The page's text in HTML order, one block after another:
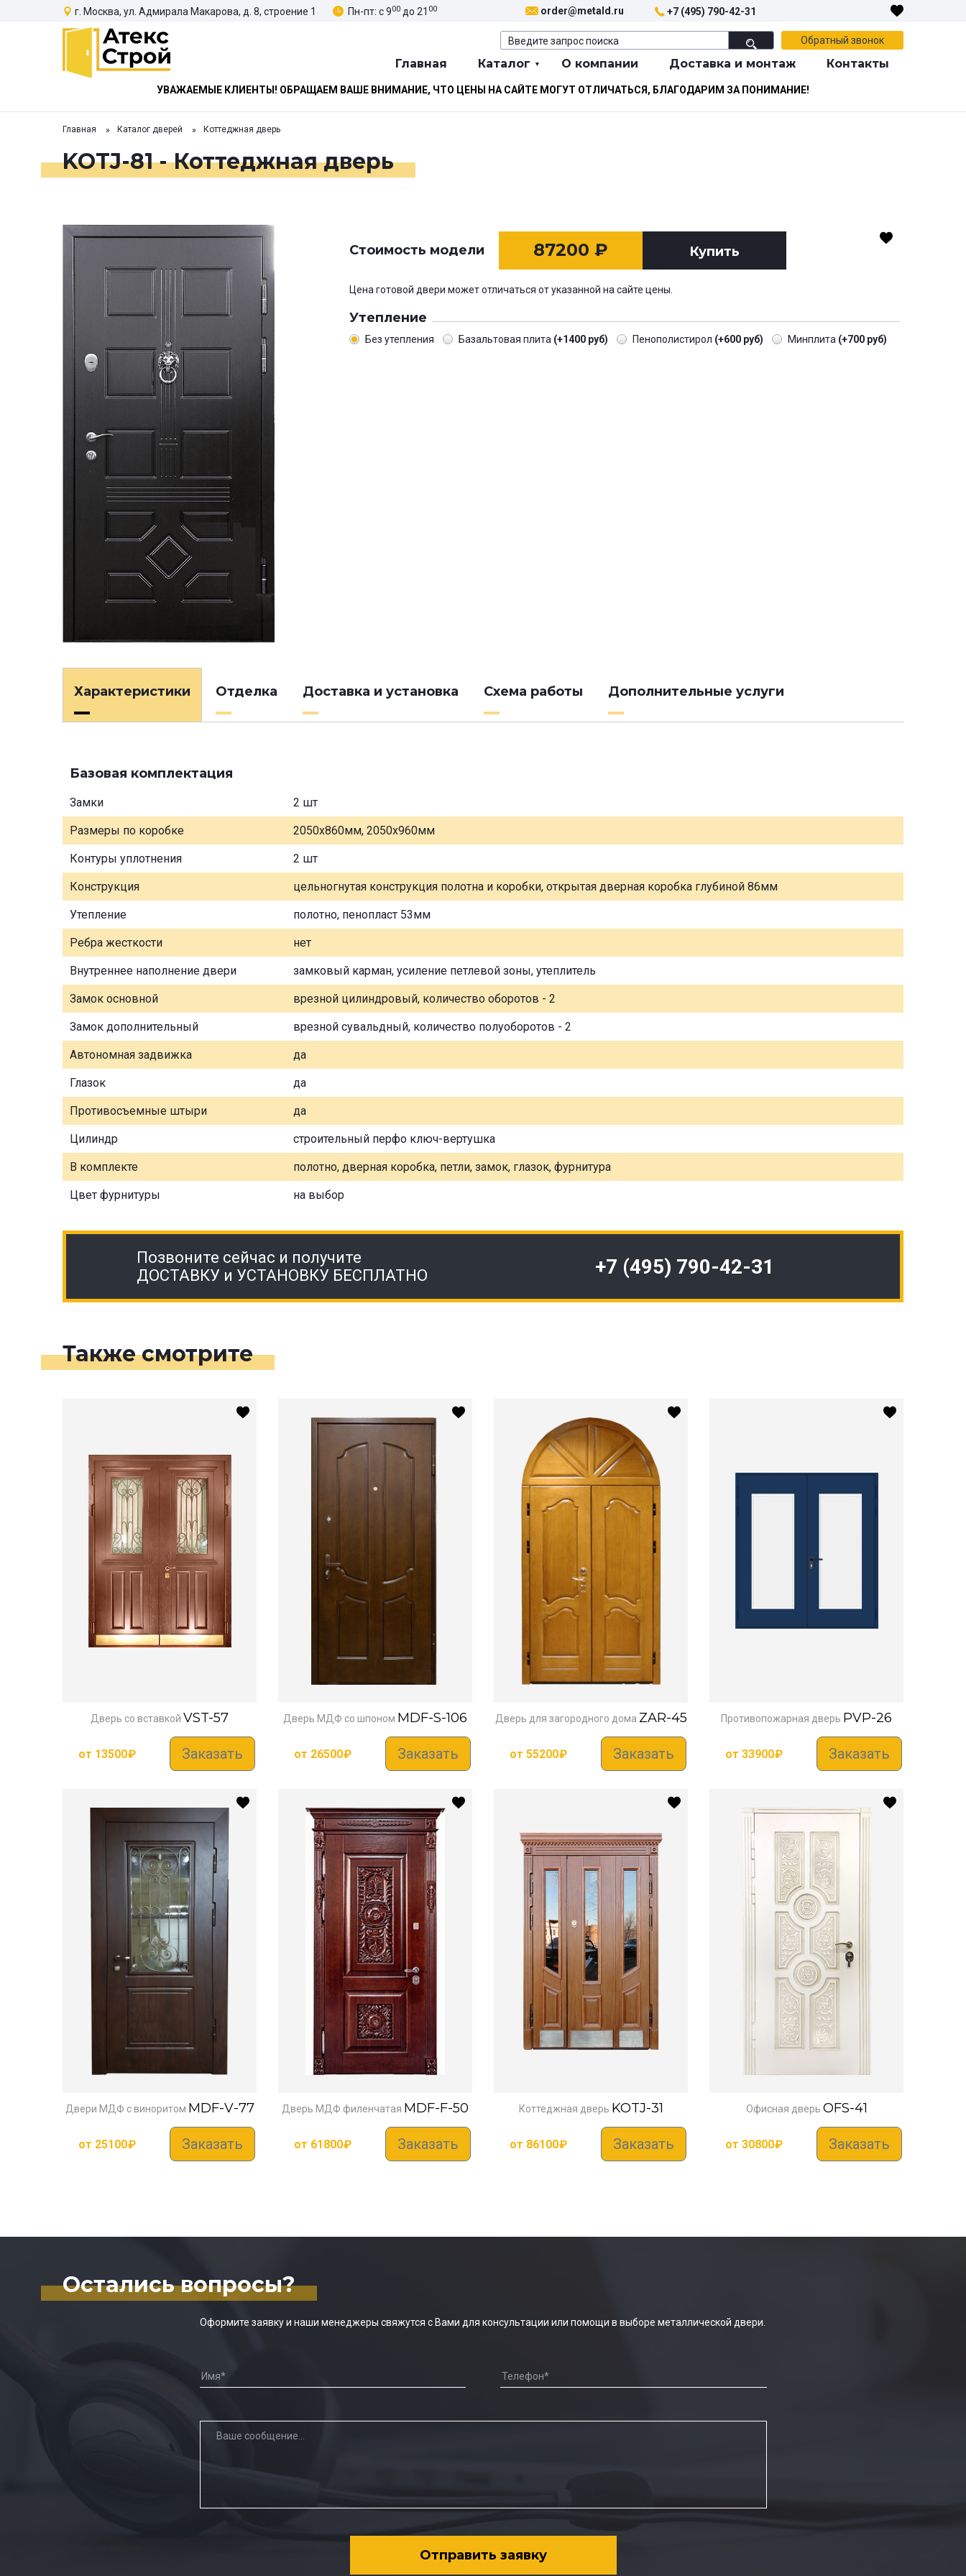
г. Москва, ул. Адмирала Макарова, д. 8, строение 1 Пн-пт: с 900 до 21 00 order@metald.ru +7 (495) 790-42-31
Обратный звонок
Главная Каталог О компании Доставка и монтаж Контакты
УВАЖАЕМЫЕ КЛИЕНТЫ! ОБРАЩАЕМ ВАШЕ ВНИМАНИЕ, ЧТО ЦЕНЫ НА САЙТЕ МОГУТ ОТЛИЧАТЬСЯ, БЛАГОДАРИМ ЗА ПОНИМАНИЕ!
Главная Каталог дверей Коттеджная дверь
KOTJ-81 - Коттеджная дверь
Стоимость модели 87200 ₽ Купить
Цена готовой двери может отличаться от указанной на сайте цены.
Утепление
Без утепления Базальтовая плита (+1400 руб) Пенополистирол (+600 руб) Минплита (+700 руб)
Характеристики Отделка Доставка и установка Схема работы Дополнительные услуги
Базовая комплектация
Замки 2 шт
Размеры по коробке 2050х860мм, 2050х960мм
Контуры уплотнения 2 шт
Конструкция цельногнутая конструкция полотна и коробки, открытая дверная коробка глубиной 86мм
Утепление полотно, пенопласт 53мм
Ребра жесткости нет
Внутреннее наполнение двери замковый карман, усиление петлевой зоны, утеплитель
Замок основной врезной цилиндровый, количество оборотов - 2
Замок дополнительный врезной сувальдный, количество полуоборотов - 2
Автономная задвижка да
Глазок да
Противосъемные штыри да
Цилиндр строительный перфо ключ-вертушка
В комплекте полотно, дверная коробка, петли, замок, глазок, фурнитура
Цвет фурнитуры на выбор
Позвоните сейчас и получите
ДОСТАВКУ и УСТАНОВКУ БЕСПЛАТНО
+7 (495) 790-42-31
Также смотрите
Дверь со вставкой VST-57
от 13500₽ Заказать
Дверь МДФ со шпоном MDF-S-106
от 26500₽ Заказать
Дверь для загородного дома ZAR-45
от 55200₽ Заказать
Противопожарная дверь PVP-26
от 33900₽ Заказать
Двери МДФ с виноритом MDF-V-77
от 25100₽ Заказать
Дверь МДФ филенчатая MDF-F-50
от 61800₽ Заказать
Коттеджная дверь KOTJ-31
от 86100₽ Заказать
Офисная дверь OFS-41
от 30800₽ Заказать
Остались вопросы?
Оформите заявку и наши менеджеры свяжутся с Вами для консультации или помощи в выборе металлической двери.
Отправить заявку